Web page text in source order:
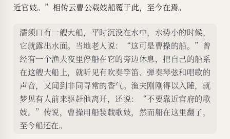
近官妓。”相传云曹公载妓船覆于此，至今在焉。
濡须口有一艘大船，平时沉没在水中，水势小的时候，
它就露出水面。当地老人说：“这可是曹操的船。”曾
经有一个渔夫夜里停船在它的旁边休息，把自己的船系
在这艘大船上，就听见有吹奏竽笛、弹奏琴弦和唱歌的
声音，又闻到非同寻常的香气。渔夫刚刚得以入睡，就
梦见有人前来驱赶他离开，还说：“不要靠近官府的歌
妓。”传说，曹操用船装载歌妓，然而船在这里翻了，
至今船还在。